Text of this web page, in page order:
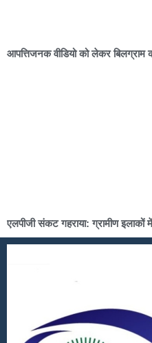
आपत्तिजनक वीडियो को लेकर बिलग्राम
एलपीजी संकट गहराया: ग्रामीण